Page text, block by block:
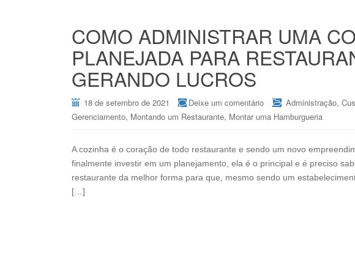
COMO ADMINISTRAR UMA
PLANEJADA PARA
GERANDO LUCROS
18 de setembro de 2021 Deixe um comentário Administração,
Gerenciamento, Montando um Restaurante, Montar uma Hamburgueria
A cozinha é o coração de todo restaurante e sendo um novo
finalmente investir em um planejamento, ela é o principal e é preciso
restaurante da melhor forma para que, mesmo sendo um
[…]